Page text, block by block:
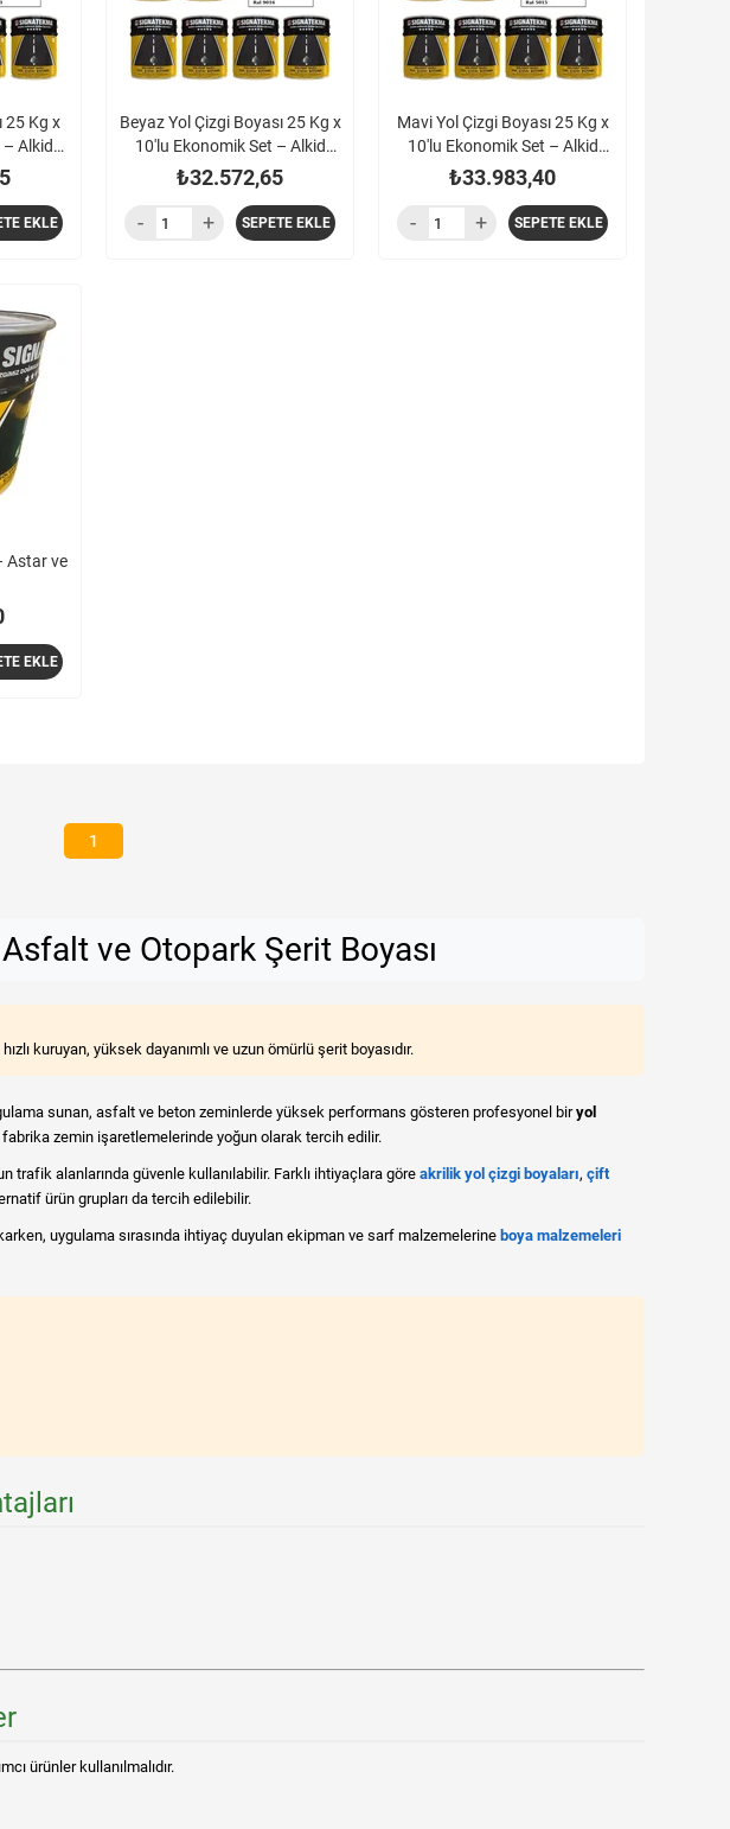
25 Kg x
Alkid
EKLE
Beyaz Yol Çizgi Boyası 25 Kg x
10'lu Ekonomik Set – Alkid
Esaslı
₺32.572,65
SEPETE EKLE
Mavi Yol Çizgi Boyası 25 Kg x
10'lu Ekonomik Set – Alkid
Esaslı
₺33.983,40
SEPETE EKLE
Astar ve
EKLE
1
ve Otopark Şerit Boyası
kuruyan, yüksek dayanımlı ve uzun ömürlü şerit boyasıdır.
sunan, asfalt ve beton zeminlerde yüksek performans gösteren profesyonel biryol
zemin işaretlemelerinde yoğun olarak tercih edilir.
trafik alanlarında güvenle kullanılabilir. Farklı ihtiyaçlara göreakrilik yol çizgi boyaları, çift
ürün grupları da tercih edilebilir.
uygulama sırasında ihtiyaç duyulan ekipman ve sarf malzemelerine boya malzemeleri
ürünler kullanılmalıdır.